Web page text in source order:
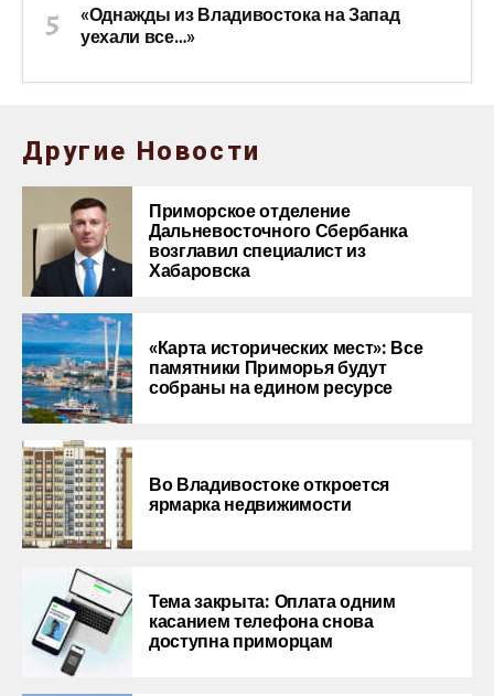
«Однажды из Владивостока на Запад
уехали все…»
Другие Новости
Приморское отделение
Дальневосточного Сбербанка
возглавил специалист из
Хабаровска
«Карта исторических мест»: Все
памятники Приморья будут
собраны на едином ресурсе
Во Владивостоке откроется
ярмарка недвижимости
Тема закрыта: Оплата одним
касанием телефона снова
доступна приморцам